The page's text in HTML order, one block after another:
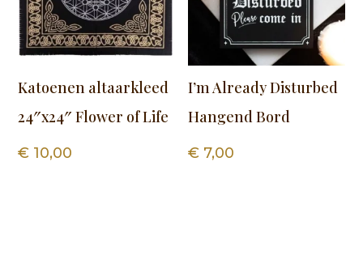
Katoenen altaarkleed
24″x24″ Flower of Life
€ 10,00
I’m Already Disturbed
Hangend Bord
€ 7,00